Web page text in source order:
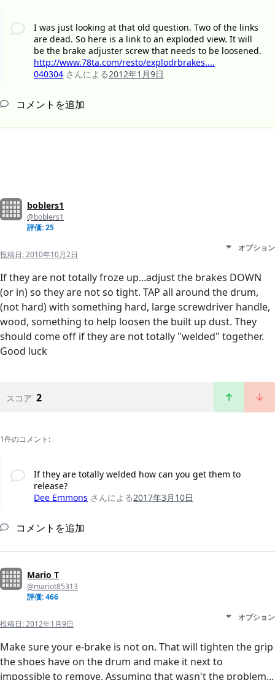
I was just looking at that old question. Two of the links
are dead. So here is a link to an exploded view. It will
be the brake adjuster screw that needs to be loosened.
http://www.78ta.com/resto/explodrbrakes....
040304 さんによる2012年1月9日
コメントを追加
boblers1
@boblers1
評価: 25
投稿日:2010年10月2日
オプション
If they are not totally froze up...adjust the brakes DOWN
(or in) so they are not so tight. TAP all around the drum,
(not hard) with something hard, large screwdriver handle,
wood, something to help loosen the built up dust. They
should come off if they are not totally "welded" together.
Good luck
スコア 2
1件のコメント:
If they are totally welded how can you get them to
release?
Dee Emmons さんによる2017年3月10日
コメントを追加
Mario T
@mariot85313
評価: 466
投稿日:2012年1月9日
オプション
Make sure your e-brake is not on. That will tighten the grip
the shoes have on the drum and make it next to
impossible to remove. Assuming that wasn't the problem...